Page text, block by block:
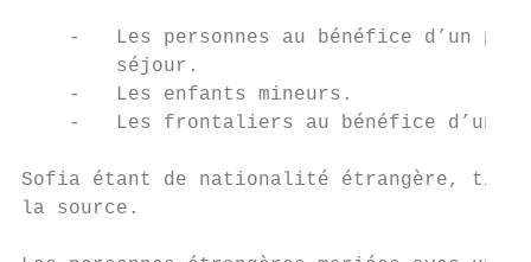
-   Les personnes au bénéfice d’un
        séjour.
    -   Les enfants mineurs.
-   Les frontaliers au bénéfice d’un
Sofia étant de nationalité étrangère,
la source.